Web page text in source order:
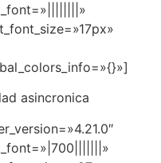
asincronica